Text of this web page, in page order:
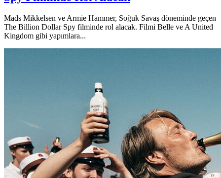
Mads Mikkelsen ve Armie Hammer, Soğuk Savaş döneminde geçen
The Billion Dollar Spy filminde rol alacak. Filmi Belle ve A United
Kingdom gibi yapımlara...